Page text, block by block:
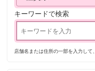
キーワードで検索
店舗名または住所の一部を入力して